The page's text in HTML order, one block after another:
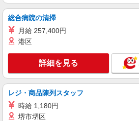
り） ※給与幅は経験・
福島県福島市 【最寄
水坂」駅 ★勤務地は3000ヶ所以上★ 自宅から通
いやすいエリアなど、お
日研トータルソーシング株式会社 メディカ
ス【看護助手】
時給1,200円 ★週払い
総合病院の清掃
月給 257,400円
港区
詳細を見る
レジ・商品陳列スタッフ
時給 1,180円
堺市堺区